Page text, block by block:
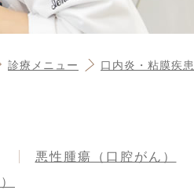
診療メニュー 口内炎・粘膜疾患
悪性腫瘍（口腔がん）